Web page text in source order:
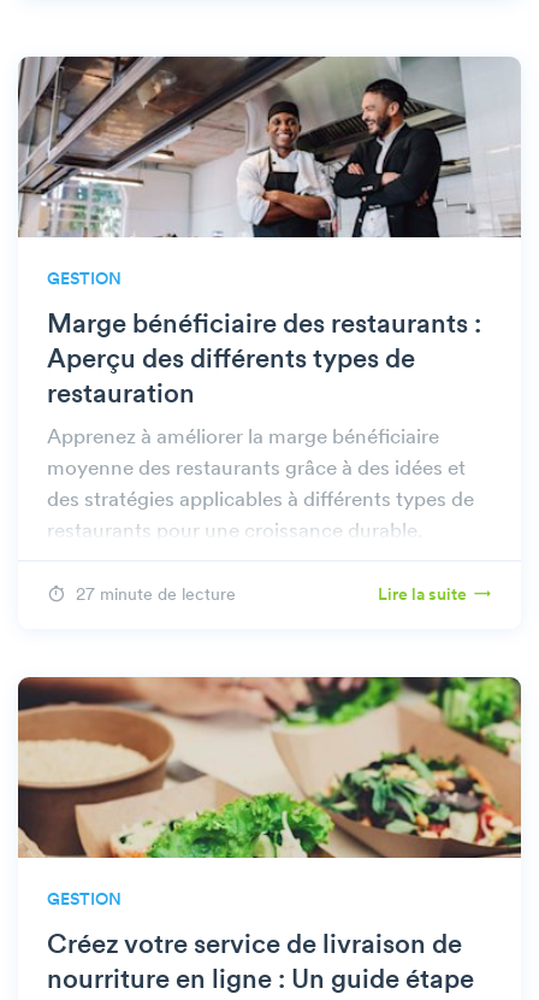
GESTION
Marge bénéficiaire des restaurants :
Aperçu des différents types de
restauration
Apprenez à améliorer la marge bénéficiaire
moyenne des restaurants grâce à des idées et
des stratégies applicables à différents types de
restaurants pour une croissance durable.
27 minute de lecture Lire la suite
GESTION
Créez votre service de livraison de
nourriture en ligne : Un guide étape